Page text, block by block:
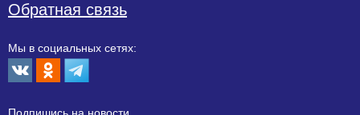
Обратная связь
Мы в социальных сетях: